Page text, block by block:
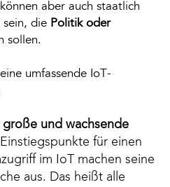
aber auch staatlich
sein, die Politik oder
sollen.
umfassende IoT-
und wachsende
für einen
im IoT machen seine
aus. Das heißt alle